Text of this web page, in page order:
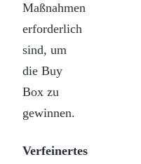
Maßnahmen
erforderlich
sind, um
die Buy
Box zu
gewinnen.
Verfeinertes